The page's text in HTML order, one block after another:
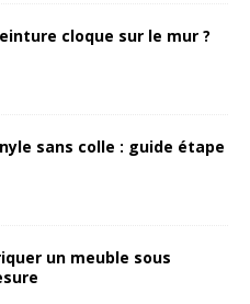
cloque sur le mur ?
sans colle : guide étape
un meuble sous